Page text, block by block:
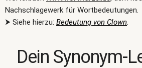
Nachschlagewerk für Wortbedeutungen.
⮞ Siehe hierzu: Bedeutung von Clown.
Dein Synonym-